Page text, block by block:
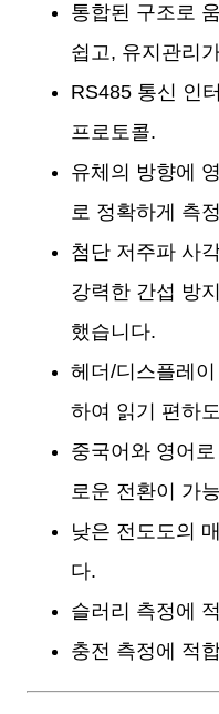
통합된 구조로
쉽고, 유지관리
RS485 통신 인
프로토콜.
유체의 방향에
로 정확하게 측
첨단 저주파 사
강력한 간섭 방
했습니다.
헤더/디스플레
하여 읽기 편하
중국어와 영어
로운 전환이 가
낮은 전도도의
다.
슬러리 측정에
충전 측정에 적